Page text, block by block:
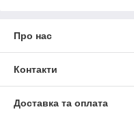
Про нас
Контакти
Доставка та оплата